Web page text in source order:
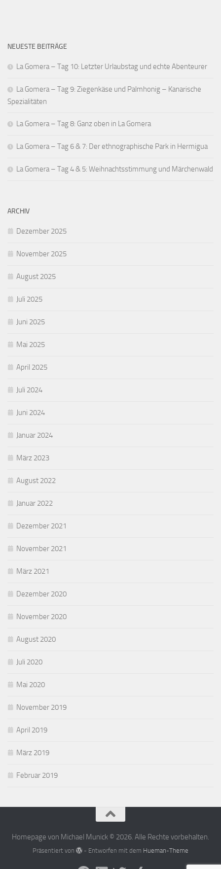
NEUESTE BEITRÄGE
La Gomera – Tag 10: Letzter Urlaubstag und echte Abenteurer
La Gomera – Tag 9: Ziegenkäse und Palmhonig – Kanarische
Spezialitäten
La Gomera – Tag 8: Ganz oben in La Gomera
La Gomera – Tag 6 & 7: Der ethnographische Park in Hermigua
La Gomera – Tag 4 & 5: Weihnachtsstimmung und Märchenwald
ARCHIV
Dezember 2025
November 2025
August 2025
Juli 2025
Juni 2025
Mai 2025
April 2025
Juli 2024
Juni 2024
Januar 2024
März 2023
August 2022
Januar 2022
Dezember 2021
November 2021
März 2021
Dezember 2020
November 2020
August 2020
Juli 2020
Mai 2020
November 2019
April 2019
März 2019
Februar 2019
Homepage von Michael Munick © 2026. Alle Rechte vorbehalten.
Präsentiert von - Entworfen mit dem Hueman-Theme